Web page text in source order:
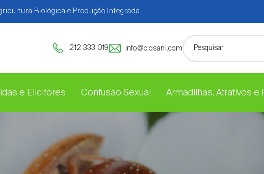
Biológica e Produção Integrada.
212 333 019 info@biosani.com
e Elicitores Confusão Sexual Armadilhas, Atrativos e